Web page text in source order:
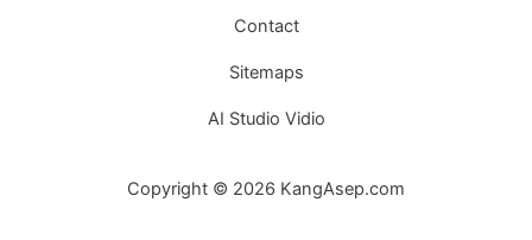
Contact
Sitemaps
AI Studio Vidio
Copyright © 2026 KangAsep.com